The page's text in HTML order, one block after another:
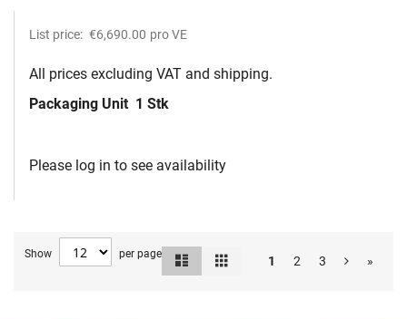
List price: €6,690.00 pro VE
All prices excluding VAT and shipping.
Packaging Unit 1 Stk
Please log in to see availability
Show per page 1 2 3 »
View